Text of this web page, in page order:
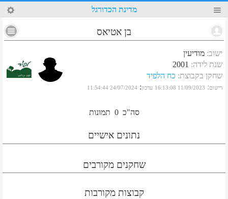
41 מדינת הכדורגל
בן אטיאס
ישוב: מודיעין
שנת לידה:
2001
שחקן בקבוצת: כח הלפיד
רישום:
11/09/2023 16:13:08 עדכון:
24/07/2024 11:54:44
סה"כ 0 תמונות
נתונים אישיים
שחקנים מקורבים
קבוצות מקורבות